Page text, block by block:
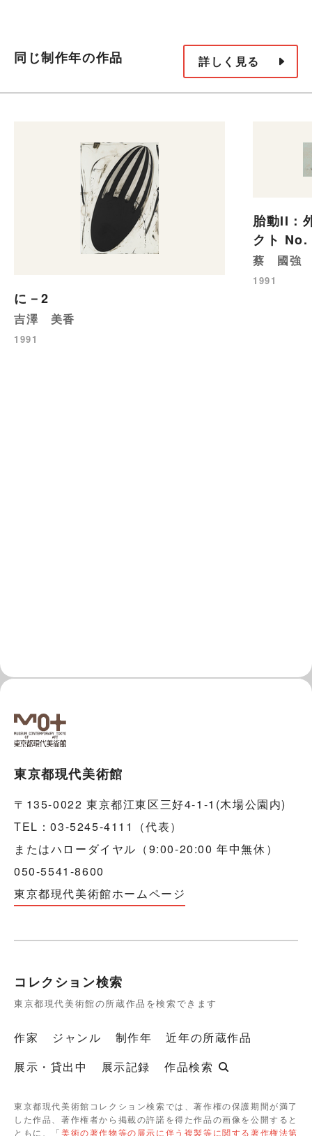
同じ制作年の作品 詳しく見る
に－2
吉澤 美香
1991
胎動II：
クト
蔡 國強
1991
東京都現代美術館
〒135-0022 東京都江東区三好4-1-1(木場公園内)
TEL：03-5245-4111（代表）
またはハローダイヤル（9:00-20:00 年中無休）
050-5541-8600
東京都現代美術館ホームページ
コレクション検索
東京都現代美術館の所蔵作品を検索できます
作家 ジャンル 制作年
近年の所蔵作品
展示・貸出中
展示記録 作品検索
東京都現代美術館コレクション検索では、著作権の保護期間が満了
した作品、著作権者から掲載の許諾を得た作品の画像を公開すると
ともに、「美術の著作物等の展示に伴う複製等に関する著作権法第